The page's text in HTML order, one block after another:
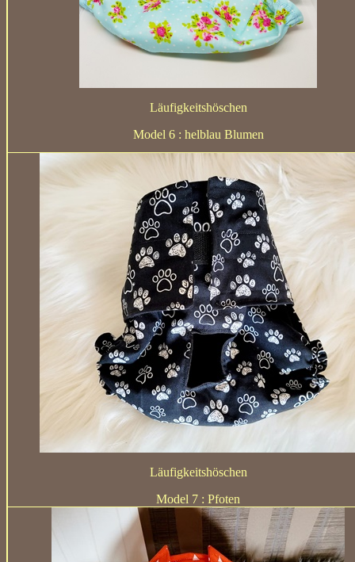
Läufigkeitshöschen
Model 6 : helblau Blumen
Läufigkeitshöschen
Model 7 : Pfoten